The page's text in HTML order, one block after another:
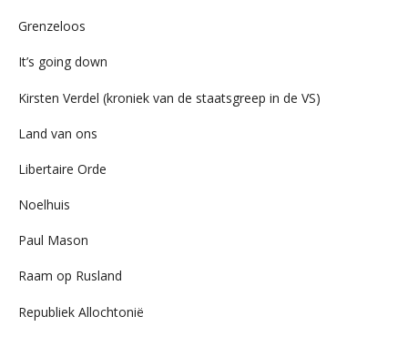
Grenzeloos
It’s going down
Kirsten Verdel (kroniek van de staatsgreep in de VS)
Land van ons
Libertaire Orde
Noelhuis
Paul Mason
Raam op Rusland
Republiek Allochtonië